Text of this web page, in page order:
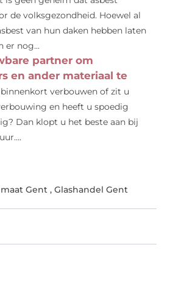
de volksgezondheid. Hoewel al
van hun daken hebben laten
er nog...
partner om
en ander materiaal te
verbouwen of zit u
en heeft u spoedig
Dan klopt u het beste aan bij
Gent ,Glashandel Gent